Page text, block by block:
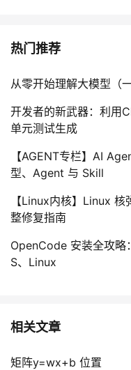
热门推荐
从零开始理解大模型（
开发者的新武器：利用
单元测试生成
【AGENT专栏】AI
型、Agent 与 Skill
【Linux内核】Linux
整修复指南
OpenCode 安装全攻
S、Linux
相关文章
矩阵y=wx+b 位置